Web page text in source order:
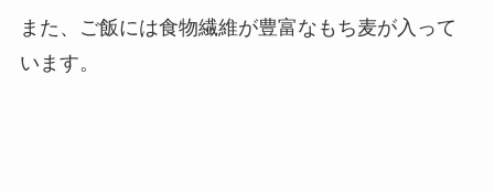
また、ご飯には食物繊維が豊富なもち麦が入って
います。